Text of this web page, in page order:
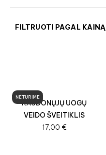
FILTRUOTI PAGAL KAINĄ
NETURIME
RAUDONŲJŲ UOGŲ
VEIDO ŠVEITIKLIS
17,00 €